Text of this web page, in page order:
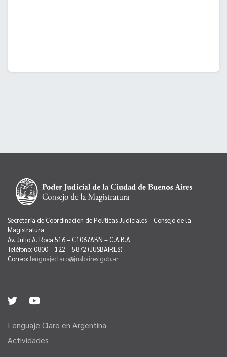
Secretaría de Coordinación de Políticas Judiciales – Consejo de la
Magistratura
Av. Julio A. Roca 516 – C1067ABN – C.A.B.A.
Teléfono: 0800 – 122 – 5872 (JUSBAIRES)
Correo: lenguajeclaro@jusbaires.gob.ar
Lenguaje Claro en Argentina
Actividades